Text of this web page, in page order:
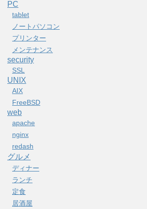
PC
tablet
ノートパソコン
プリンター
メンテナンス
security
SSL
UNIX
AIX
FreeBSD
web
apache
nginx
redash
グルメ
ディナー
ランチ
定食
居酒屋